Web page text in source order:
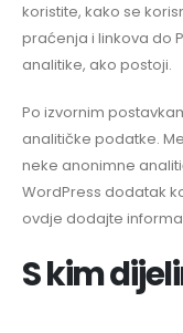
koristite, kako se
praćenja i linkova do
analitike, ako postoji.
Po izvornim
analitičke podatke.
neke anonimne
WordPress dodatak
ovdje dodajte
S kim